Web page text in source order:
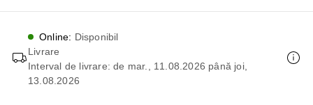
Online: Disponibil
Livrare
Interval de livrare: de mar., 11.08.2026 până joi,
13.08.2026